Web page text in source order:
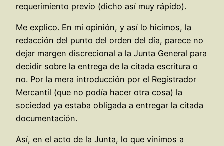
requerimiento previo (dicho así muy rápido).
Me explico. En mi opinión, y así lo hicimos, la
redacción del punto del orden del día, parece no
dejar margen discrecional a la Junta General para
decidir sobre la entrega de la citada escritura o
no. Por la mera introducción por el Registrador
Mercantil (que no podía hacer otra cosa) la
sociedad ya estaba obligada a entregar la citada
documentación.
Así, en el acto de la Junta, lo que vinimos a